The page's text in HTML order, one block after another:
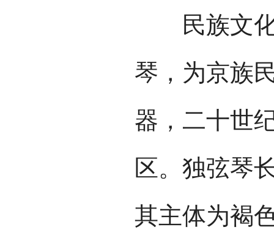
民族文化
琴，为京族
器，二十世
区。独弦琴
其主体为褐